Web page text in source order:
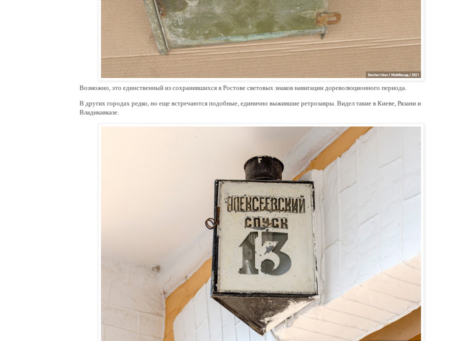
Возможно, это единственный из сохранившихся в Ростове световых знаков навигации дореволюционного периода.
В других городах редко, но еще встречаются подобные, единично выжившие ретрозавры. Видел такие в Киеве, Рязани и
Владикавказе.